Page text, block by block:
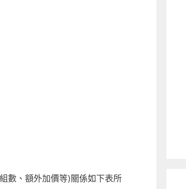
數、額外加價等)關係如下表所